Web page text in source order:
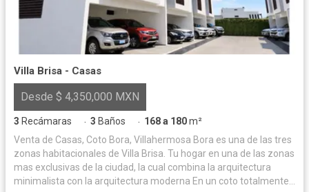
Villa Brisa - Casas
Desde $ 4,350,000 MXN
3 Recámaras · 3 Baños · 168 a 180m²
Venta de Casas, Coto Bora, Villahermosa Bora es una de las tres
zonas habitacionales de Villa Brisa. Tu hogar en una de las zonas
mas exclusivas de la ciudad, la cual combina la arquitectura
minimalista con la arquitectura moderna En un coto totalmente